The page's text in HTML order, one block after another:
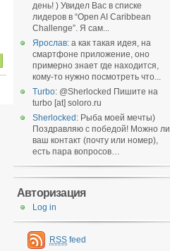
день! ) Увидел Вас в списке
лидеров в “Open AI Caribbean
Challenge”. Я сам...
Ярослав: а как такая идея, на
смартфоне приложение, оно
примерно знает где находится,
кому-то нужно посмотреть что...
Turbo: @Sherlocked Пишите на
turbo [at] soloro.ru
Sherlocked : Рыба моей мечты)
Поздравляю с победой! Можно ли
ваш контакт (почту или номер),
есть пара вопросов…
Авторизация
Log in
RSS feed